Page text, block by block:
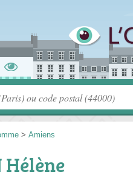
> Amiens